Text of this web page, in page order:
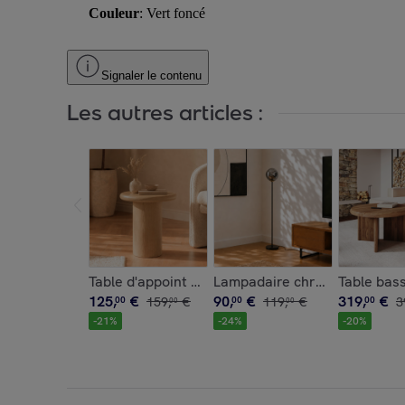
Couleur: Vert foncé
Signaler le contenu
Les autres articles :
Table d'appoint en placage chène blanc, D48,5
125,00 € 159,00 €
-21%
90,00 € 119,00 €
-24%
Table
319,00 €
-20%